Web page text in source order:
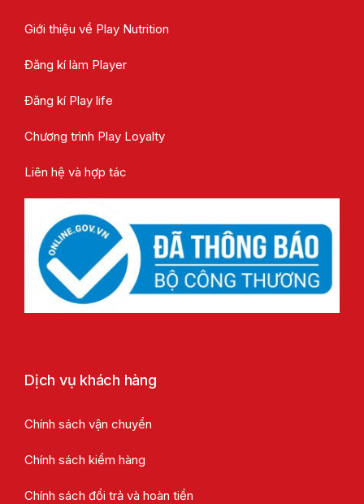
Giới thiệu về Play Nutrition
Đăng kí làm Player
Đăng kí Play life
Chương trình Play Loyalty
Liên hệ và hợp tác
Dịch vụ khách hàng
Chính sách vận chuyển
Chính sách kiểm hàng
Chính sách đổi trả và hoàn tiền